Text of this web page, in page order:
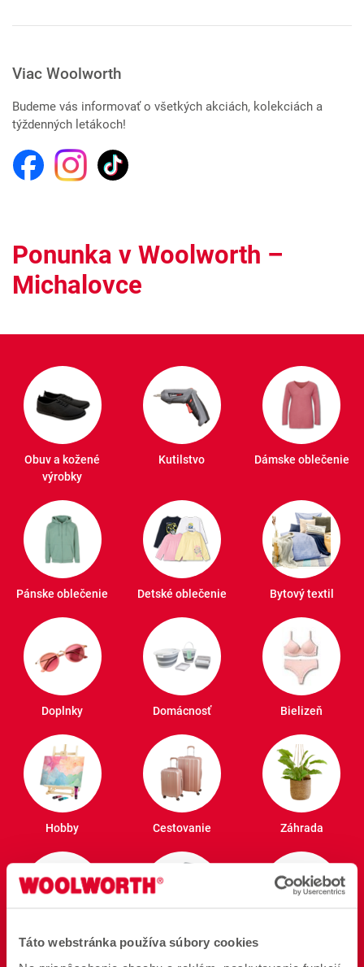
Táto webstránka používa súbory cookies
Viac Woolworth
Budeme vás informovať o všetkých akciách, kolekciách a
týždenných letákoch!
Ponunka v Woolworth –
Michalovce
Obuv a kožené
výrobky
Kutilstvo Dámske oblečenie
Pánske oblečenie Detské oblečenie Bytový textil
Doplnky Domácnosť Bielizeň
Hobby Cestovanie Záhrada
Domáce zvieratá Elektronika Poriadok a Zásoby